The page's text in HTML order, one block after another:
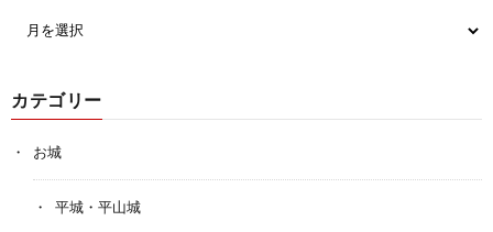
カテゴリー
お城
平城・平山城